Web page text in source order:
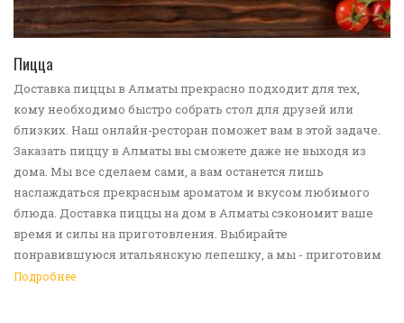
Пицца
Доставка пиццы в Алматы прекрасно подходит для тех,
кому необходимо быстро собрать стол для друзей или
близких. Наш онлайн-ресторан поможет вам в этой задаче.
Заказать пиццу в Алматы вы сможете даже не выходя из
дома. Мы все сделаем сами, а вам останется лишь
наслаждаться прекрасным ароматом и вкусом любимого
блюда. Доставка пиццы на дом в Алматы сэкономит ваше
время и силы на приготовления. Выбирайте
понравившуюся итальянскую лепешку, а мы - приготовим
ее в лучших традициях. Доставка еды в Алматы -
Подробнее